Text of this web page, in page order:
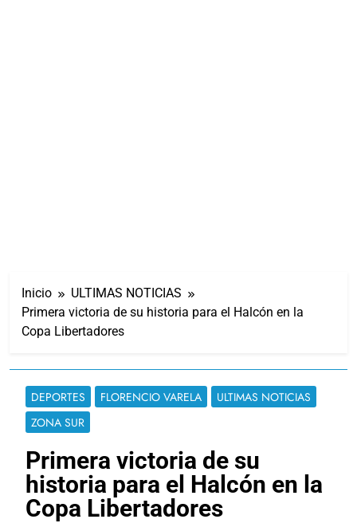
Inicio
ULTIMAS NOTICIAS
Primera victoria de su historia para el Halcón en la
Copa Libertadores
DEPORTES FLORENCIO VARELA
ULTIMAS NOTICIAS
ZONA SUR
Primera victoria de su
historia para el Halcón en la
Copa Libertadores